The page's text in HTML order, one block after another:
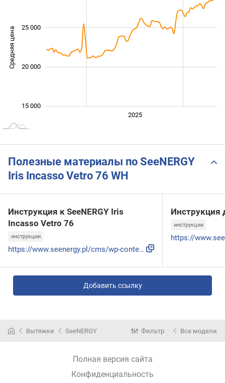
Средняя цена 20 000
25 000
15 000
2025
Полезные материалы по SeeNERGY
Iris Incasso Vetro 76 WH
Инструкция к SeeNERGY Iris
Incasso Vetro 76
инструкции
https://www.seenergy.pl/cms/wp-content/uploads/2019/02/IRIS...
Инструкция
инструкции
Добавить ссылку
Вытяжки SeeNERGY Фильтр Все модели
Полная версия сайта
Конфиденциальность